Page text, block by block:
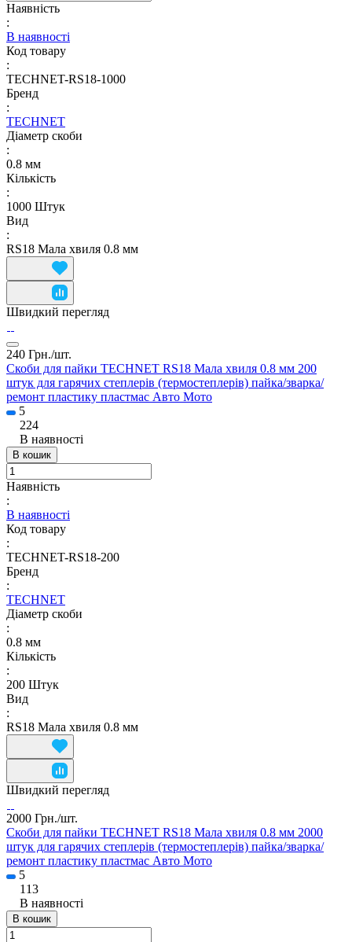
Наявність
:
В наявності
Код товару
:
TECHNET-RS18-1000
Бренд
:
TECHNET
Діаметр скоби
:
0.8 мм
Кількість
:
1000 Штук
Вид
:
RS18 Мала хвиля 0.8 мм
Швидкий перегляд
240 Грн./шт.
Скоби для пайки TECHNET RS18 Мала хвиля 0.8 мм 200
штук для гарячих степлерів (термостеплерів) пайка/зварка/
ремонт пластику пластмас Авто Мото
5
224
В наявності
В кошик
Наявність
:
В наявності
Код товару
:
TECHNET-RS18-200
Бренд
:
TECHNET
Діаметр скоби
:
0.8 мм
Кількість
:
200 Штук
Вид
:
RS18 Мала хвиля 0.8 мм
Швидкий перегляд
2000 Грн./шт.
Скоби для пайки TECHNET RS18 Мала хвиля 0.8 мм 2000
штук для гарячих степлерів (термостеплерів) пайка/зварка/
ремонт пластику пластмас Авто Мото
5
113
В наявності
В кошик